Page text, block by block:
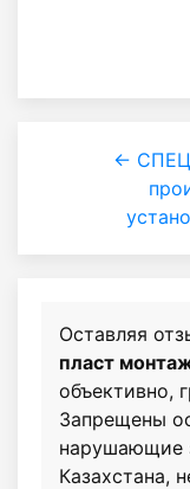
←
Оставляя
пласт
объективно,
Запрещены
нарушающие
Казахстана,